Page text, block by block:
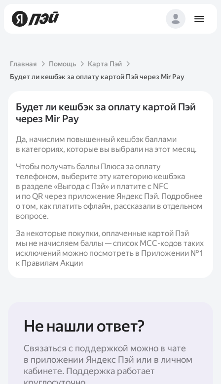
Главная Помощь
Карта Пэй
Будет ли кешбэк за оплату картой Пэй через Mir Pay
Будет ли кешбэк за оплату картой Пэй
через Mir Pay
Да, начислим повышенный кешбэк баллами
в категориях, которые вы выбрали на этот месяц.
Чтобы получать баллы Плюса за оплату
телефоном, выберите эту категорию кешбэка
в разделе «Выгода с Пэй» и платите с NFC
и по QR через приложение Яндекс Пэй. Подробнее
о том, как платить офлайн, рассказали в отдельном
вопросе.
За некоторые покупки, оплаченные картой Пэй
мы не начисляем баллы — список МСС-кодов таких
исключений можно посмотреть в Приложении № 1
к Правилам Акции
Не нашли ответ?
Связаться с поддержкой можно в чате
в приложении Яндекс Пэй или в личном
кабинете. Поддержка работает